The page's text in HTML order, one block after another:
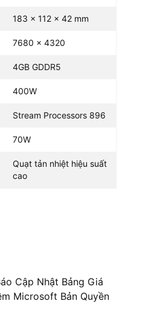
183 x 112 x 42 mm
7680 x 4320
4GB GDDR5
400W
Stream Processors 896
70W
Quạt tản nhiệt hiệu suất
cao
Cập Nhật Bảng Giá
Microsoft Bản Quyền